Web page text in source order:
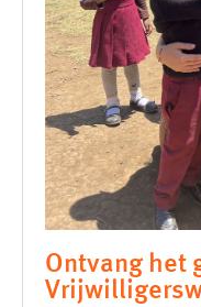
Ontvang het